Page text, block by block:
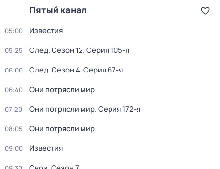
Пятый канал
05:00 Известия
05:25 След. Сезон 12. Серия 105-я
06:00 След. Сезон 4. Серия 67-я
06:40 Они потрясли мир
07:20 Они потрясли мир. Серия 172-я
08:05 Они потрясли мир
09:00 Известия